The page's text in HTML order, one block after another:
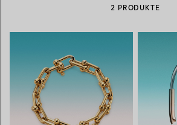
2 PRODUKTE